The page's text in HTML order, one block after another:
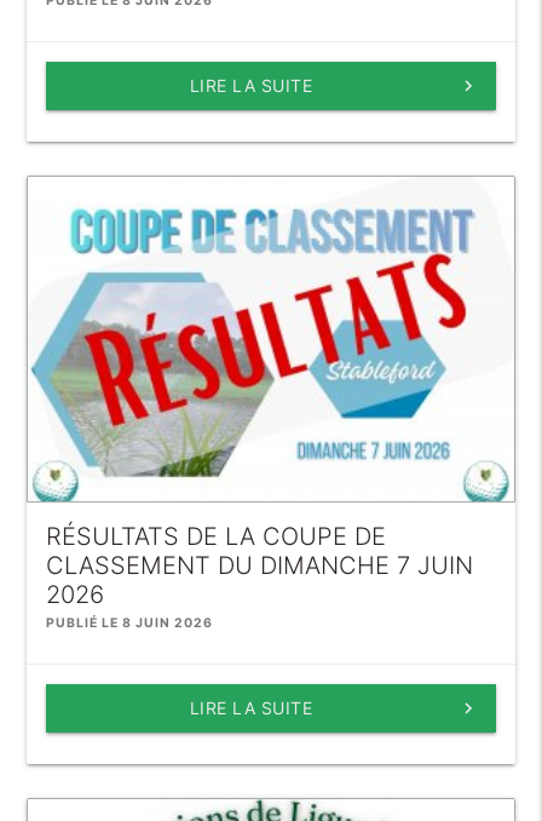
keyboard_arrow_right
LIRE LA SUITE
RÉSULTATS DE LA COUPE DE
CLASSEMENT DU DIMANCHE 7 JUIN
2026
PUBLIÉ LE 8 JUIN 2026
keyboard_arrow_right
LIRE LA SUITE